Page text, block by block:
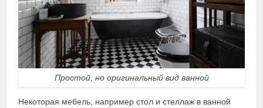
Простой, но оригинальный вид ванной
Некоторая мебель, например стол и стеллаж в ванной